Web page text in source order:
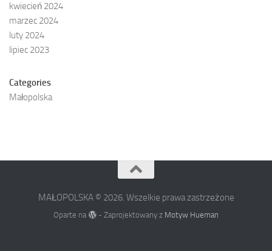
kwiecień 2024
marzec 2024
luty 2024
lipiec 2023
Categories
Małopolska
MAŁOPOLSKA © 2026. Wszelkie prawa zastrzeżone
Oparte na - Zaprojektowany z Motyw Hueman